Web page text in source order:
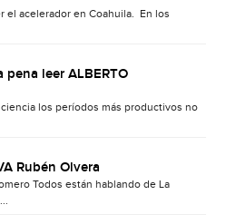
el acelerador en Coahuila. En los
leer ALBERTO
ciencia los períodos más productivos no
Rubén Olvera
Todos están hablando de La